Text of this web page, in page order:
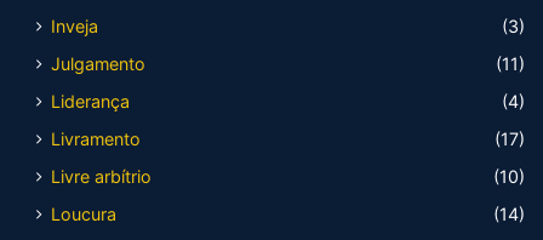
Inveja
(3)
Julgamento
(11)
Liderança
(4)
Livramento
(17)
Livre arbítrio
(10)
Loucura
(14)